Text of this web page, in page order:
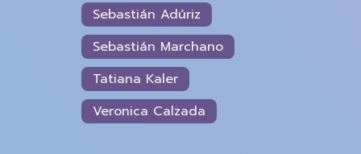
Sebastián Adúriz
Sebastián Marchano
Tatiana Kaler
Veronica Calzada